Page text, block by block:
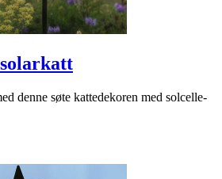
denne søte kattedekoren med solcelle­